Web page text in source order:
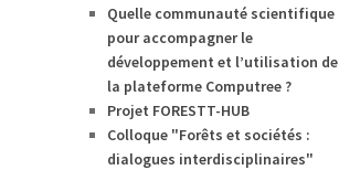
Quelle communauté scientifique
pour accompagner le
développement et l’utilisation de
la plateforme Computree ?
Projet FORESTT-HUB
Colloque "Forêts et sociétés :
dialogues interdisciplinaires"